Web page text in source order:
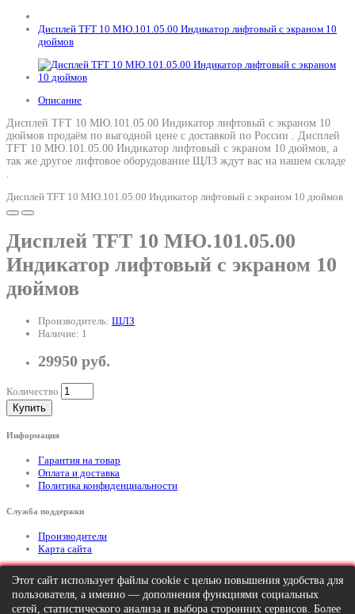
Дисплей TFT 10 МЮ.101.05.00 Индикатор лифтовый с экраном 10
дюймов
Описание
Дисплей TFT 10 МЮ.101.05.00 Индикатор лифтовый с экраном 10
дюймов продаём по выгодной цене с доставкой по России . Дисплей
TFT 10 МЮ.101.05.00 Индикатор лифтовый с экраном 10 дюймов, а
так же другое лифтовое оборудование ЩЛЗ ждут вас на нашем складе
.
Дисплей TFT 10 МЮ.101.05.00 Индикатор лифтовый с экраном 10 дюймов
Дисплей TFT 10 МЮ.101.05.00
Индикатор лифтовый с экраном 10
дюймов
Производитель: ЩЛЗ
Наличие: 1
29950 руб.
Количество
Купить
Информация
Гарантия на товар
Оплата и доставка
Политика конфиденциальности
Служба поддержки
Производители
Карта сайта
Дополнительно
Тел: +7 (495) 646-82-95 mailto:info@apexx.ru
Этот сайт использует файлы cookie с целью повышения удобства для
пользователя, а именно — дополнения функциями социальных
сетей, статистического анализа и выбора сторонних сервисов. Более